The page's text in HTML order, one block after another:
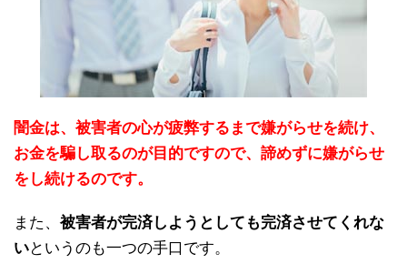
闇金は、被害者の心が疲弊するまで嫌がらせを続け、
お金を騙し取るのが目的ですので、諦めずに嫌がらせ
をし続けるのです。
また、 被害者が完済しようとしても完済させてくれな
いというのも一つの手口です。